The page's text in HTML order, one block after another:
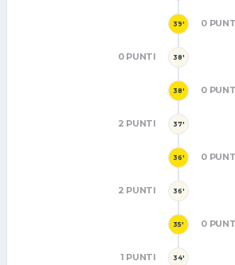
39' 0
38'
0 PUNTI
38' 0
37'
2 PUNTI
36' 0
36'
2 PUNTI
35' 0
34'
1 PUNTI